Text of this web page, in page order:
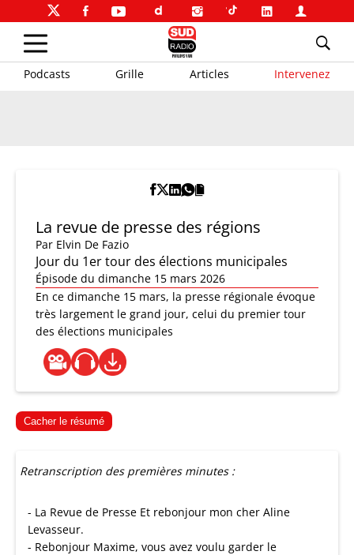
Podcasts Grille Articles Intervenez
La revue de presse des régions
Par Elvin De Fazio
Jour du 1er tour des élections municipales
Épisode du dimanche 15 mars 2026
En ce dimanche 15 mars, la presse régionale évoque
très largement le grand jour, celui du premier tour
des élections municipales
Cacher le résumé
Retranscription des premières minutes :
- La Revue de Presse Et rebonjour mon cher Aline
Levasseur.
- Rebonjour Maxime, vous avez voulu garder le